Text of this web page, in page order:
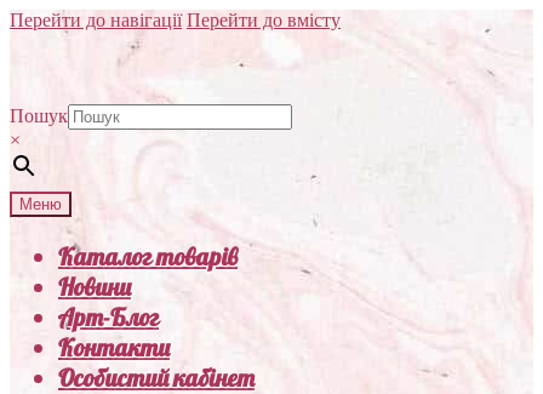
Перейти до навігації Перейти до вмісту
Пошук
×
Меню
Каталог товарів
Новини
Арт-Блог
Контакти
Особистий кабінет